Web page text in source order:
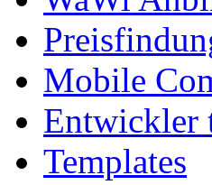
Mobile
Entwickler
Templates